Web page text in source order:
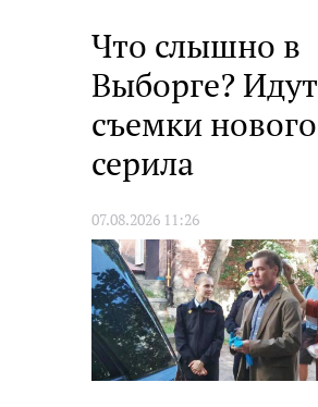
Что слышно в
Выборге? Идут
съемки нового
серила
07.08.2026 11:26